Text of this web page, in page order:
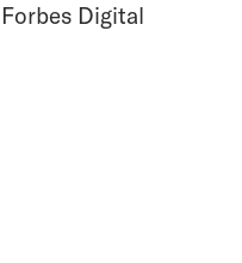
Forbes Digital